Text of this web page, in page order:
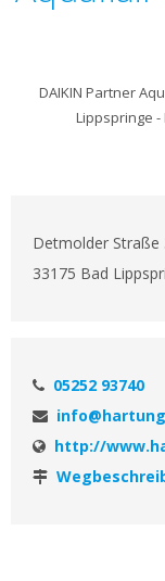
DAIKIN Partner
Lippspringe -
Detmolder Straße
33175 Bad
05252 93740
http://